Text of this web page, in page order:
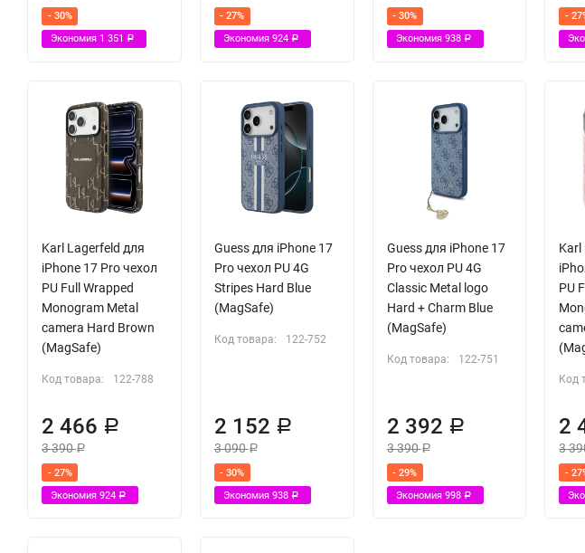
- 30%
Экономия 1 351 Р
- 27%
Экономия 924 Р
- 30%
Экономия 938 Р
-
Karl Lagerfeld для
iPhone 17 Pro чехол
PU Full Wrapped
Monogram Metal
camera Hard Brown
(MagSafe)
Код товара: 122-788
2 466 Р
3 390Р
- 27%
Экономия 924 Р
Guess для iPhone 17
Pro чехол PU 4G
Stripes Hard Blue
(MagSafe)
Код товара: 122-752
2 152 Р
3 090Р
- 30%
Экономия 938 Р
Guess для iPhone 17
Pro чехол PU 4G
Classic Metal logo
Hard + Charm Blue
(MagSafe)
Код товара: 122-751
2 392 Р
3 390Р
- 29%
Экономия 998 Р
Karl
PU
Код
2
3
-